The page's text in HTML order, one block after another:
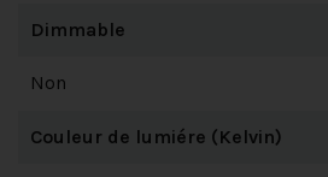
Dimmable
Non
Couleur de lumiére (Kelvin)